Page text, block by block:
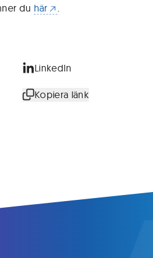
du här .
LinkedIn
Kopiera länk